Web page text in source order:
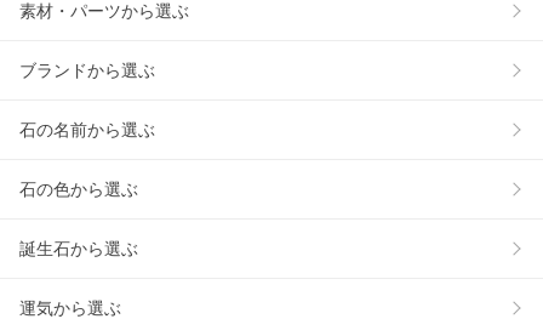
素材・パーツから選ぶ
ブランドから選ぶ
石の名前から選ぶ
石の色から選ぶ
誕生石から選ぶ
運気から選ぶ